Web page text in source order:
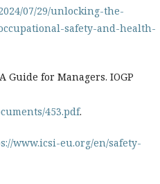
07/29/unlocking-the-
safety-and-health-
Guide for Managers. IOGP
453.pdf.
www.icsi-eu.org/en/safety-